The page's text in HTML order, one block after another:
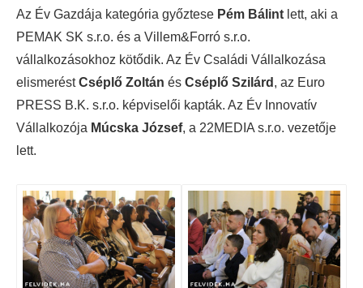
Az Év Gazdája kategória győztese Pém Bálint lett, aki a
PEMAK SK s.r.o. és a Villem&Forró s.r.o.
vállalkozásokhoz kötődik. Az Év Családi Vállalkozása
elismeréstCséplő Zoltán és Cséplő Szilárd , az Euro
PRESS B.K. s.r.o. képviselői kapták. Az Év Innovatív
Vállalkozója Múcska József, a 22MEDIA s.r.o. vezetője
lett.